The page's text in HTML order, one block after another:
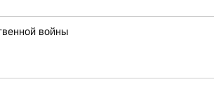
войны